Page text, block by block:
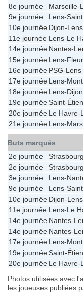
8e journée
Marseille-
9e journée
Lens-
10e journée Dijon-Lens
11e journée Lens-Le
14e journée Nantes-
15e journée Lens-
16e journée PSG-Lens
17e journée Lens-
18e journée Lens-Dijon
19e journéeSaint-
20e journée Le Havre-
21e journée Lens-
Buts marqués
2e journée
Strasbourg
2e journée
Strasbourg
3e journée
Lens-
9e journée
Lens-
10e journée Dijon-Lens
11e journée Lens-Le
14e journée Nantes-
14e journée Nantes-
17e journée Lens-
19e journéeSaint-
20e journée Le Havre-
Photos utilisées avec
les joueuses publiées